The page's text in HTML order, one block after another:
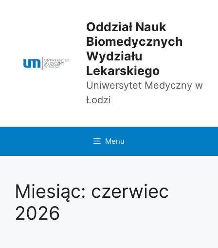
Oddział Nauk
Biomedycznych
Wydziału
Lekarskiego
Uniwersytet Medyczny w
Łodzi
Menu
Miesiąc: czerwiec
2026